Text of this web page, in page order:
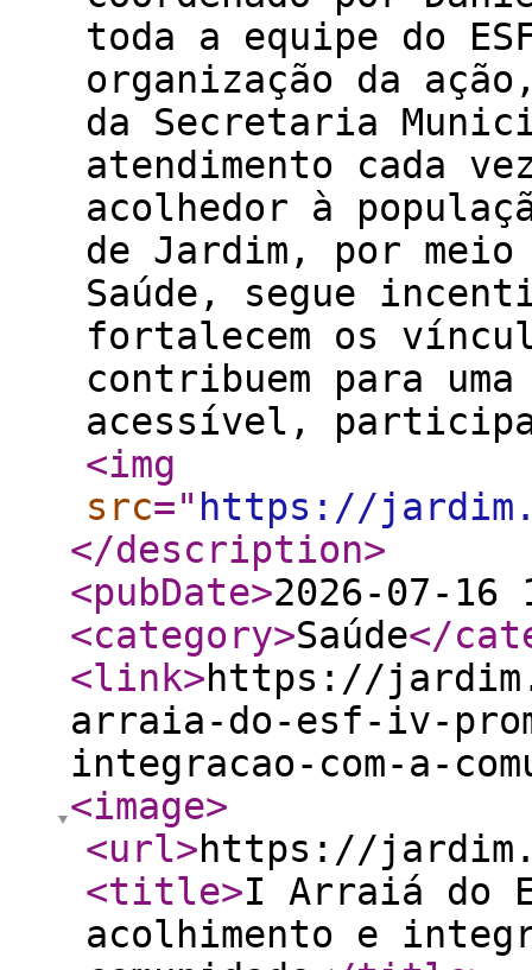
toda a equipe do
organização da
da Secretaria
atendimento cada
acolhedor à
de Jardim, por
Saúde, segue
fortalecem os
contribuem para
acessível,
<img
src=" https://
</description>
<pubDate>2026-07-16
<category>Saúde</
<link>https://
arraia-do-esf-iv-
integracao-com-a-
<image>
<url>https://
<title>I Arraiá do
acolhimento e